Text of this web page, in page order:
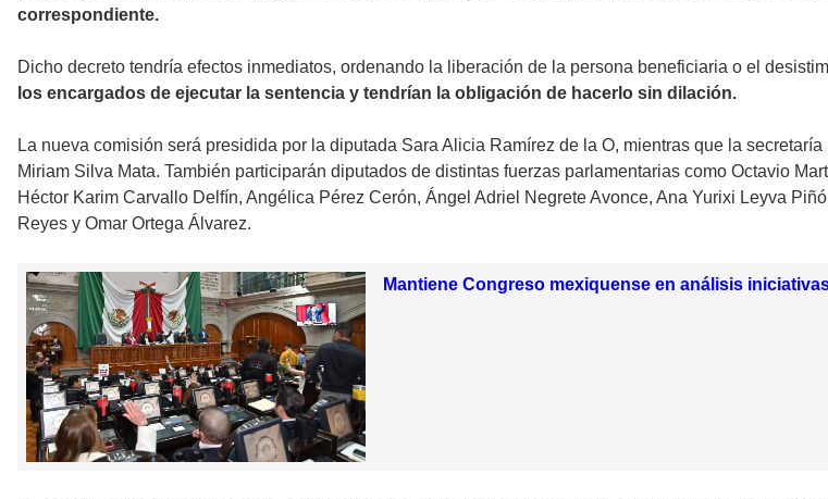
correspondiente.
Dicho decreto tendría efectos inmediatos, ordenando la liberación de la persona beneficiaria o el
los encargados de ejecutar la sentencia y tendrían la obligación de hacerlo sin dilación.
La nueva comisión será presidida por la diputada Sara Alicia Ramírez de la O, mientras que la
Miriam Silva Mata. También participarán diputados de distintas fuerzas parlamentarias como Octavio
Héctor Karim Carvallo Delfín, Angélica Pérez Cerón, Ángel Adriel Negrete Avonce, Ana Yurixi Leyva
Reyes y Omar Ortega Álvarez.
Mantiene Congreso mexiquense en análisis